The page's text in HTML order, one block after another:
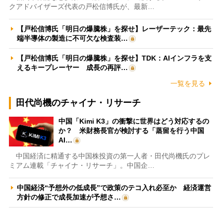
クアドバイザーズ代表の戸松信博氏が、最新…
【戸松信博氏「明日の爆騰株」を探せ】レーザーテック：最先
端半導体の製造に不可欠な検査装…
【戸松信博氏「明日の爆騰株」を探せ】TDK：AIインフラを支
えるキープレーヤー 成長の再評…
一覧を見る
田代尚機のチャイナ・リサーチ
中国「Kimi K3」の衝撃に世界はどう対応するの
か？ 米財務長官が検討する「蒸留を行う中国
AI…
中国経済に精通する中国株投資の第一人者・田代尚機氏のプレ
ミアム連載「チャイナ・リサーチ」。中国企…
中国経済“予想外の低成長”で政策のテコ入れ必至か 経済運営
方針の修正で成長加速が予想さ…